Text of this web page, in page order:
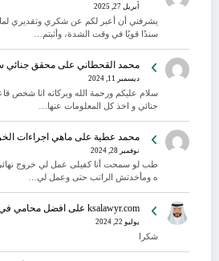
أبريل 27, 2025
يشرفني أن أعبر لكم عن شكري وتقديري لما
سندًا قويًا في وقت الشدة، وأثبتم…
محمد القحطاني على محقق جنائي
ديسمبر 11, 2024
سلام عليكم ورحمة الله وبركاته انا شخص
جنائي و اخذ كل المعلومات عنها…
محمد عطية على ماهي اجراءات
نوفمبر 28, 2024
طب لو سمحت أنا كفيلى عمل لي خروج نهائى
ه ومأخدتش الراتب حتى وعمل لي…
ksalawyr.com على افضل محامي
يوليو 22, 2024
شكرا